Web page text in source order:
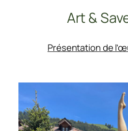
Art &
Présentation de